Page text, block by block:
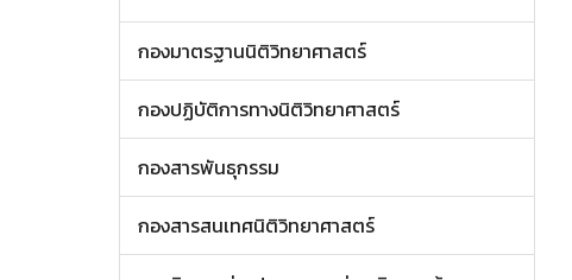
กองมาตรฐานนิติวิทยาศาสตร์
กองปฏิบัติการทางนิติวิทยาศาสตร์
กองสารพันธุกรรม
กองสารสนเทศนิติวิทยาศาสตร์